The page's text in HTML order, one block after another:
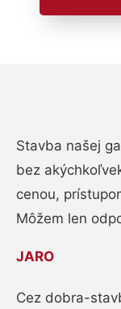
Stavba našej
bez
cenou,
Môžem len
JARO
Cez dobra-